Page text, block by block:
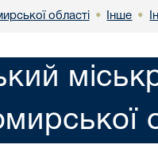
області • Інше •